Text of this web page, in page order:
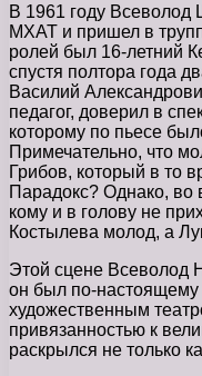
В 1961 году Всеволод
МХАТ и пришел в
ролей был 16-летний
спустя полтора года
Василий
педагог, доверил в
которому по пьесе
Примечательно, что
Грибов, который в то
Парадокс? Однако, во
кому и в голову не
Костылева молод, а
Этой сцене Всеволод
он был по-
художественным
привязанностью к
раскрылся не только